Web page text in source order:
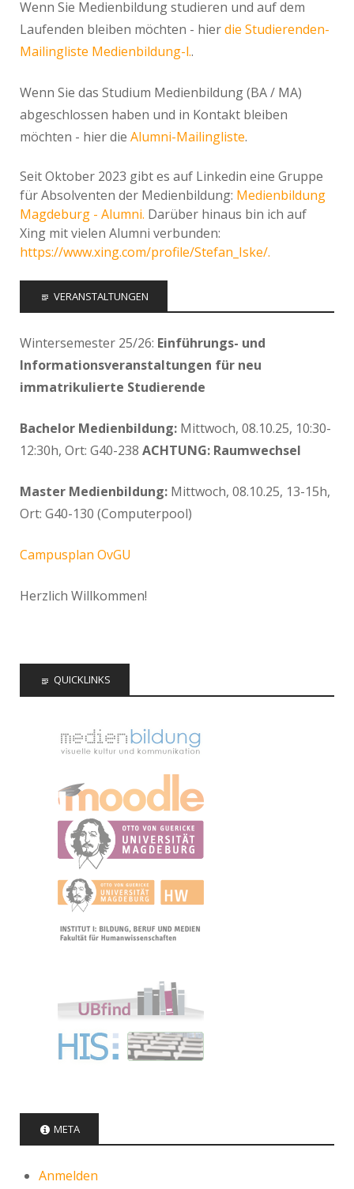
Wenn Sie Medienbildung studieren und auf dem
Laufenden bleiben möchten - hierdie Studierenden-
Mailingliste Medienbildung-l..
Wenn Sie das Studium Medienbildung (BA / MA)
abgeschlossen haben und in Kontakt bleiben
möchten - hier die Alumni-Mailingliste.
Seit Oktober 2023 gibt es auf Linkedin eine Gruppe
für Absolventen der Medienbildung: Medienbildung
Magdeburg - Alumni. Darüber hinaus bin ich auf
Xing mit vielen Alumni verbunden:
https://www.xing.com/profile/Stefan_Iske/.
VERANSTALTUNGEN
Wintersemester 25/26: Einführungs- und
Informationsveranstaltungen für neu
immatrikulierte Studierende
Bachelor Medienbildung: Mittwoch, 08.10.25, 10:30-
12:30h, Ort: G40-238 ACHTUNG: Raumwechsel
Master Medienbildung: Mittwoch, 08.10.25, 13-15h,
Ort: G40-130 (Computerpool)
Campusplan OvGU
Herzlich Willkommen!
QUICKLINKS
META
Anmelden